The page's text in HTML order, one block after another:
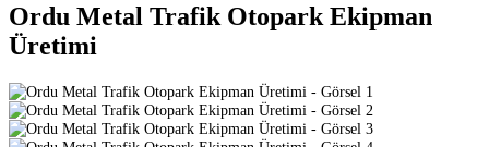
Ordu Metal Trafik Otopark Ekipman
Üretimi